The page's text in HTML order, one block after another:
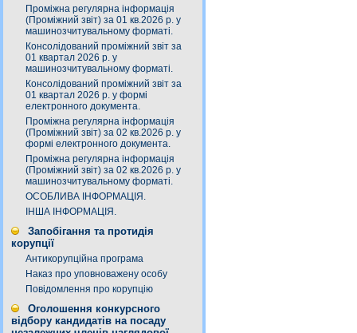
Проміжна регулярна інформація
(Проміжний звіт) за 01 кв.2026 р. у
машинозчитувальному форматі.
Консолідований проміжний звіт за
01 квартал 2026 р. у
машинозчитувальному форматі.
Консолідований проміжний звіт за
01 квартал 2026 р. у формі
електронного документа.
Проміжна регулярна інформація
(Проміжний звіт) за 02 кв.2026 р. у
формі електронного документа.
Проміжна регулярна інформація
(Проміжний звіт) за 02 кв.2026 р. у
машинозчитувальному форматі.
ОСОБЛИВА ІНФОРМАЦІЯ.
ІНША ІНФОРМАЦІЯ.
Запобігання та протидія
корупції
Антикорупційна програма
Наказ про уповноважену особу
Повідомлення про корупцію
Оголошення конкурсного
відбору кандидатів на посаду